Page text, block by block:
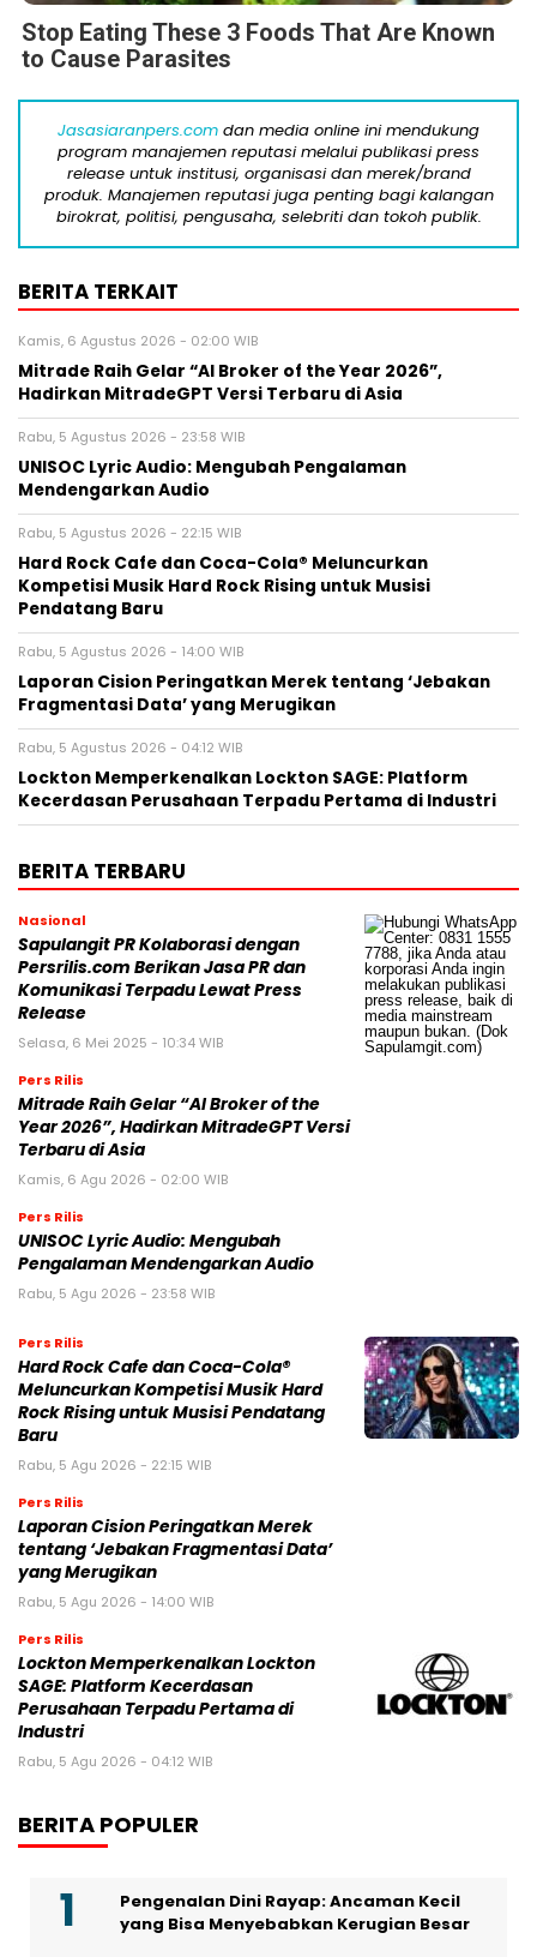
Stop Eating These 3 Foods That Are Known
to Cause Parasites
Jasasiaranpers.com dan media online ini mendukung
program manajemen reputasi melalui publikasi press
release untuk institusi, organisasi dan merek/brand
produk. Manajemen reputasi juga penting bagi kalangan
birokrat, politisi, pengusaha, selebriti dan tokoh publik.
BERITA TERKAIT
Kamis, 6 Agustus 2026 - 02:00 WIB
Mitrade Raih Gelar “AI Broker of the Year 2026”,
Hadirkan MitradeGPT Versi Terbaru di Asia
Rabu, 5 Agustus 2026 - 23:58 WIB
UNISOC Lyric Audio: Mengubah Pengalaman
Mendengarkan Audio
Rabu, 5 Agustus 2026 - 22:15 WIB
Hard Rock Cafe dan Coca-Cola® Meluncurkan
Kompetisi Musik Hard Rock Rising untuk Musisi
Pendatang Baru
Rabu, 5 Agustus 2026 - 14:00 WIB
Laporan Cision Peringatkan Merek tentang ‘Jebakan
Fragmentasi Data’ yang Merugikan
Rabu, 5 Agustus 2026 - 04:12 WIB
Lockton Memperkenalkan Lockton SAGE: Platform
Kecerdasan Perusahaan Terpadu Pertama di Industri
BERITA TERBARU
Nasional
Sapulangit PR Kolaborasi dengan
Persrilis.com Berikan Jasa PR dan
Komunikasi Terpadu Lewat Press
Release
Selasa, 6 Mei 2025 - 10:34 WIB
Pers Rilis
Mitrade Raih Gelar “AI Broker of the
Year 2026”, Hadirkan MitradeGPT Versi
Terbaru di Asia
Kamis, 6 Agu 2026 - 02:00 WIB
Pers Rilis
UNISOC Lyric Audio: Mengubah
Pengalaman Mendengarkan Audio
Rabu, 5 Agu 2026 - 23:58 WIB
Pers Rilis
Hard Rock Cafe dan Coca-Cola®
Meluncurkan Kompetisi Musik Hard
Rock Rising untuk Musisi Pendatang
Baru
Rabu, 5 Agu 2026 - 22:15 WIB
Pers Rilis
Laporan Cision Peringatkan Merek
tentang ‘Jebakan Fragmentasi Data’
yang Merugikan
Rabu, 5 Agu 2026 - 14:00 WIB
Pers Rilis
Lockton Memperkenalkan Lockton
SAGE: Platform Kecerdasan
Perusahaan Terpadu Pertama di
Industri
Rabu, 5 Agu 2026 - 04:12 WIB
BERITA POPULER
Pengenalan Dini Rayap: Ancaman Kecil
yang Bisa Menyebabkan Kerugian Besar